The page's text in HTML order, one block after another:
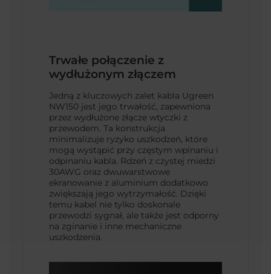
Trwałe połączenie z
wydłużonym złączem
Jedną z kluczowych zalet kabla Ugreen
NW150 jest jego trwałość, zapewniona
przez wydłużone złącze wtyczki z
przewodem. Ta konstrukcja
minimalizuje ryzyko uszkodzeń, które
mogą wystąpić przy częstym wpinaniu i
odpinaniu kabla. Rdzeń z czystej miedzi
30AWG oraz dwuwarstwowe
ekranowanie z aluminium dodatkowo
zwiększają jego wytrzymałość. Dzięki
temu kabel nie tylko doskonale
przewodzi sygnał, ale także jest odporny
na zginanie i inne mechaniczne
uszkodzenia.